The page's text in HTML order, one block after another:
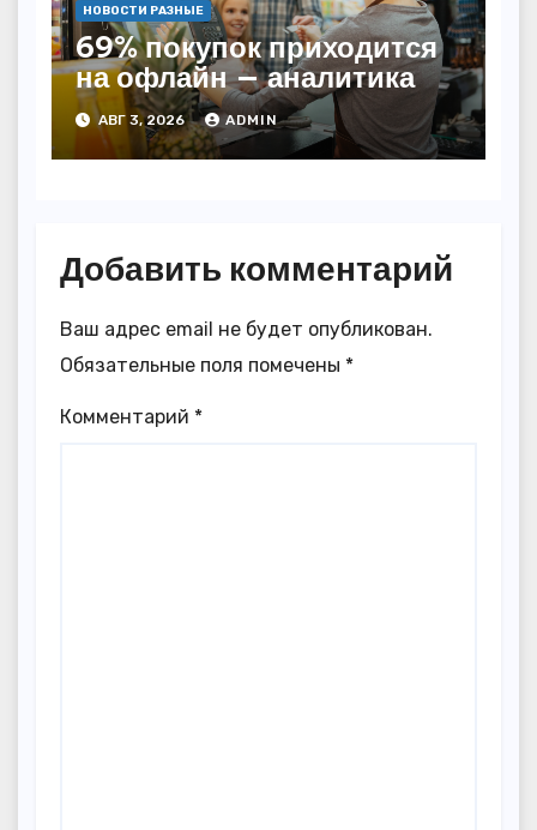
НОВОСТИ РАЗНЫЕ
69% покупок приходится
на офлайн — аналитика
АВГ 3, 2026 ADMIN
Добавить комментарий
Ваш адрес email не будет опубликован.
Обязательные поля помечены *
Комментарий *